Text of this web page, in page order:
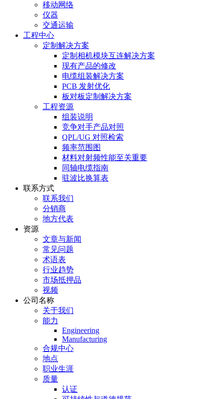
移动网络
仪器
交通运输
工程中心
定制解决方案
定制相机模块互连解决方案
现有产品的修改
电缆组装解决方案
PCB 发射优化
板对板定制解决方案
工程资源
组装说明
竞争对手产品对照
QPL/UG 对照检索
频率范围图
材料对射频性能至关重要
同轴电缆指南
驻波比换算表
联系方式
联系我们
分销商
地方代表
资源
文章与新闻
常见问题
术语表
行业趋势
市场抵押品
视频
公司名称
关于我们
能力
Engineering
Manufacturing
合规中心
地点
职业生涯
质量
认证